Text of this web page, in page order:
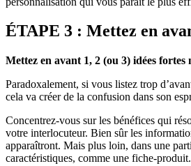
ÉTAPE 3 : Mettez en
Mettez en avant 1, 2 (ou 3) idées fortes
Paradoxalement, si vous listez trop
cela va créer de la confusion dans son
Concentrez-vous sur les bénéfices qui
votre interlocuteur. Bien sûr les
apparaîtront. Mais plus loin, dans une
caractéristiques, comme une fiche-